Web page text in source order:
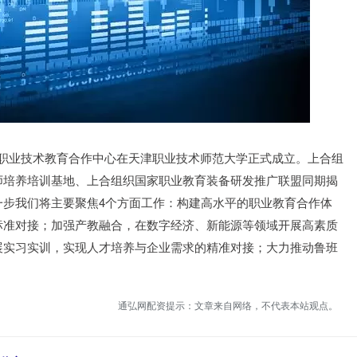
术教育合作中心在天津职业技术师范大学正式成立。上合组
养培训基地、上合组织国家职业教育装备研发推广联盟同期揭
我们将主要聚焦4个方面工作：构建高水平的职业教育合作体
对接；加强产教融合，在数字经济、新能源等领域开展高素质
习实训，实现人才培养与企业需求的精准对接；大力推动鲁班
通弘网配资提示：文章来自网络，不代表本站观点。